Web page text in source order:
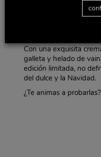
por canales
enero, podrás
Con una exquisita
galleta y helado de
edición limitada, no
del dulce y la Navidad.
¿Te animas a probarlas?